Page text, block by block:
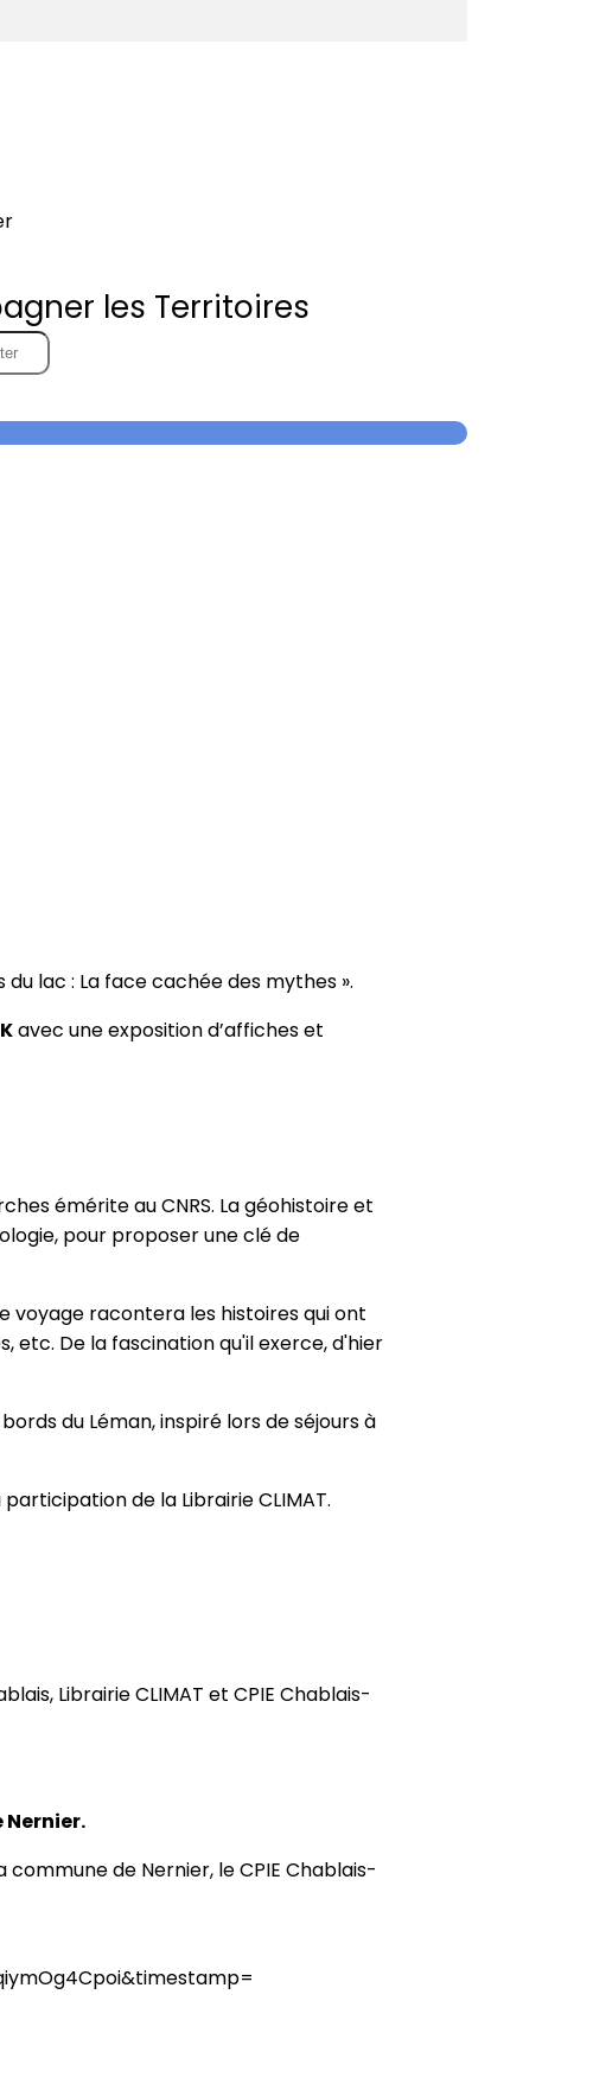
les Territoires
lac : La face cachée des mythes ».
avec une exposition d’affiches et
émérite au CNRS. La géohistoire et
pour proposer une clé de
voyage racontera les histoires qui ont
etc. De la fascination qu'il exerce, d'hier
du Léman, inspiré lors de séjours à
de la Librairie CLIMAT.
Librairie CLIMAT et CPIE Chablais-
Nernier.
de Nernier, le CPIE Chablais-